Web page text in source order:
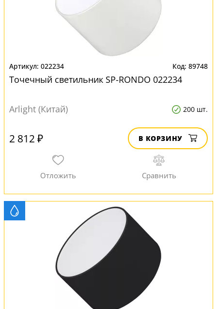
022234 89748
Точечный светильник SP-RONDO 022234
Arlight (Китай) 200 шт.
2 812 ₽ В КОРЗИНУ